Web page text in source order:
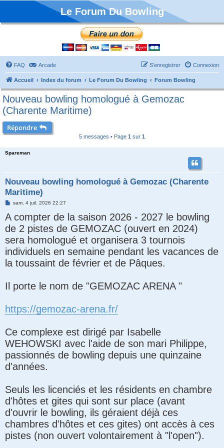
Le Forum Du Bowling
FAQ Arcade Connexion
S’enregistrer
Accueil Index du forum Le Forum Du Bowling Forum Bowling
Nouveau bowling homologué à Gemozac
(Charente Maritime)
Répondre
5 messages • Page 1 sur 1
Spareman
Nouveau bowling homologué à Gemozac (Charente
Maritime)
M
s
a
g
e
sam. 4 juil. 2026 22:27
A compter de la saison 2026 - 2027 le bowling
de 2 pistes de GEMOZAC (ouvert en 2024)
sera homologué et organisera 3 tournois
individuels en semaine pendant les vacances de
la toussaint de février et de Pâques.
Il porte le nom de "GEMOZAC ARENA "
https://gemozac-arena.fr/
Ce complexe est dirigé par Isabelle
WEHOWSKI avec l'aide de son mari Philippe,
passionnés de bowling depuis une quinzaine
d'années.
Seuls les licenciés et les résidents en chambre
d'hôtes et gites qui sont sur place (avant
d'ouvrir le bowling, ils géraient déjà ces
chambres d'hôtes et ces gites) ont accès à ces
pistes (non ouvert volontairement à "l'open").